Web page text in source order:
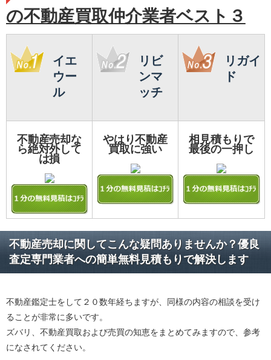
の不動産買取仲介業者ベスト３
イエ
ウー
ル
リビ
ンマ
ッチ
リガイ
ド
不動産売却な
ら絶対外して
は損
やはり不動産
買取に強い
相見積もりで
最後の一押し
不動産売却に関してこんな疑問ありませんか？優良
査定専門業者への簡単無料見積もりで解決します
不動産鑑定士をして２０数年経ちますが、同様の内容の相談を受け
ることが非常に多いです。
ズバリ、不動産買取および売買の知恵をまとめてみますので、参考
になされてください。